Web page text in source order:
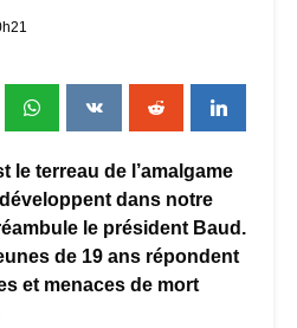
le terreau de l’amalgame
dans notre
le président Baud.
de 19 ans répondent
et menaces de mort